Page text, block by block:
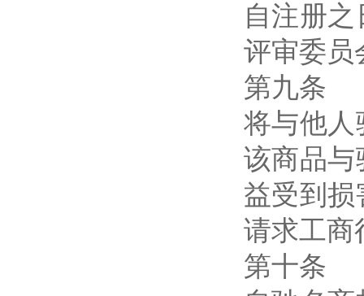
自注册
评审委员
第九条
将与他人
该商品与
益受到
请求工商
第十条